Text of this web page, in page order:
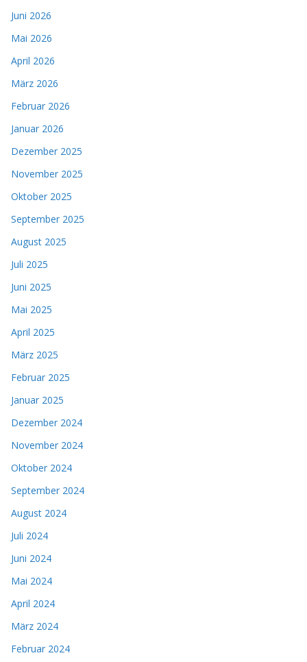
Juni 2026
Mai 2026
April 2026
März 2026
Februar 2026
Januar 2026
Dezember 2025
November 2025
Oktober 2025
September 2025
August 2025
Juli 2025
Juni 2025
Mai 2025
April 2025
März 2025
Februar 2025
Januar 2025
Dezember 2024
November 2024
Oktober 2024
September 2024
August 2024
Juli 2024
Juni 2024
Mai 2024
April 2024
März 2024
Februar 2024